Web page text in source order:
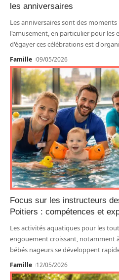
les anniversaires
Les anniversaires sont des
l'amusement, en particulier pour les
d'égayer ces célébrations est
Famille 09/05/2026
Focus sur les instructeurs
Poitiers : compétences et
Les activités aquatiques pour les
engouement croissant, notamment
bébés nageurs se développent
Famille 12/05/2026